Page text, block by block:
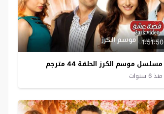
1:51:50
مسلسل موسم الكرز الحلقة 44 مترجم
منذ 6 سنوات